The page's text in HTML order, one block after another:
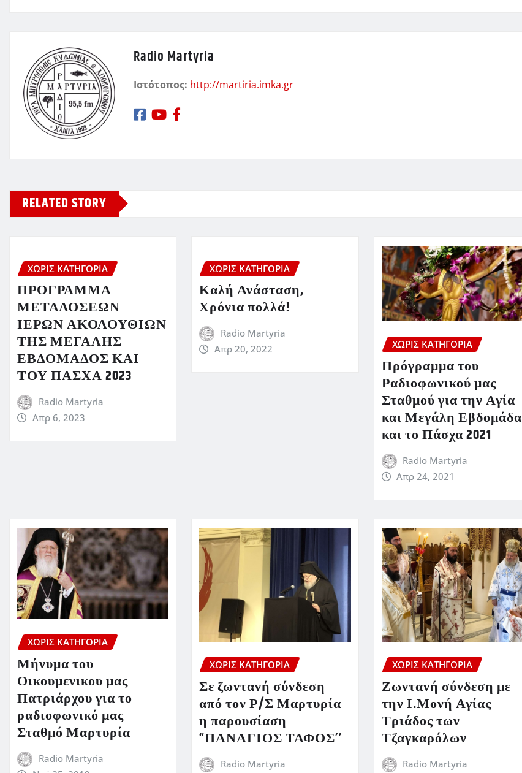
Radio Martyria
Ιστότοπος: http://martiria.imka.gr
RELATED STORY
ΧΩΡΊΣ ΚΑΤΗΓΟΡΊΑ
ΠΡΟΓΡΑΜΜΑ
ΜΕΤΑΔΟΣΕΩΝ
ΙΕΡΩΝ ΑΚΟΛΟΥΘΙΩΝ
ΤΗΣ ΜΕΓΑΛΗΣ
ΕΒΔΟΜΑΔΟΣ ΚΑΙ
ΤΟΥ ΠΑΣΧΑ 2023
Radio Martyria
Απρ 6, 2023
ΧΩΡΊΣ ΚΑΤΗΓΟΡΊΑ
Καλή Ανάσταση,
Χρόνια πολλά!
Radio Martyria
Απρ 20, 2022
ΧΩΡΊΣ ΚΑΤΗΓΟΡΊΑ
Πρόγραμμα του
Ραδιοφωνικού μας
Σταθμού για την Αγία
και Μεγάλη Εβδομάδα
και το Πάσχα 2021
Radio Martyria
Απρ 24, 2021
ΧΩΡΊΣ ΚΑΤΗΓΟΡΊΑ
Μήνυμα του
Οικουμενικου μας
Πατριάρχου για το
ραδιοφωνικό μας
Σταθμό Μαρτυρία
Radio Martyria
ΧΩΡΊΣ ΚΑΤΗΓΟΡΊΑ
Σε ζωντανή σύνδεση
από τον Ρ/Σ Μαρτυρία
η παρουσίαση
“ΠΑΝΑΓΙΟΣ ΤΑΦΟΣ’’
Radio Martyria
ΧΩΡΊΣ ΚΑΤΗΓΟΡΊΑ
Ζωντανή σύνδεση με
την Ι.Μονή Αγίας
Τριάδος των
Τζαγκαρόλων
Radio Martyria